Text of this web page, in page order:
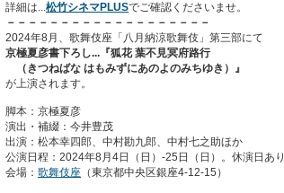
詳細は...松竹シネマPLUSでご確認くださいませ。
－－－－－－－－－－－－－－－－－－－
2024年8月、歌舞伎座「八月納涼歌舞伎」第三部にて
京極夏彦書下ろし...『狐花 葉不見冥府路行
（きつねばな はもみずにあのよのみちゆき）』
が上演されます。
脚本：京極夏彦
演出・補綴：今井豊茂
出演：松本幸四郎、中村勘九郎、中村七之助ほか
公演日程：2024年8月4日（日）-25日（日）。休演日あり
会場： 歌舞伎座 （東京都中央区銀座4-12-15）